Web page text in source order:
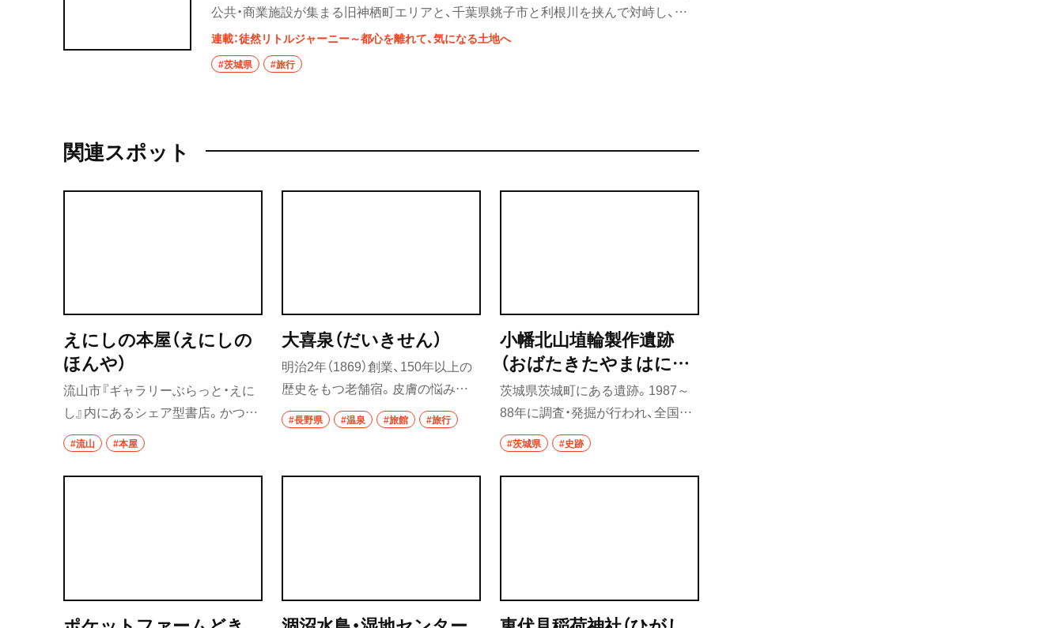
公共・商業施設が集まる旧神栖町エリアと、千葉県銚子市と利根川を挟んで対峙し、農
地が広がる旧波崎町エリア。異なる横顔をもつ市内を訪ね回るとしよう。
連載：徒然リトルジャーニー～都心を離れて、気になる土地へ
#茨城県 #旅行
関連スポット
えにしの本屋（えにしの
ほんや）
流山市『ギャラリーぶらっと・えに
し』内にあるシェア型書店。かつて
『散歩の達人』の編集部員だった店
主が、2026年3月に開店。リンゴ箱
を再利用した本棚の棚主は、大学教
#流山 #本屋
大喜泉（だいきせん）
明治2年（1869）創業、150年以上の
歴史をもつ老舗宿。皮膚の悩みを
抱える人たちが多く訪れる、湯治場
でもある。祖父から孫へと受け継
探究している。
#長野県 #温泉 #旅館 #旅行
小幡北山埴輪製作遺跡
（おばたきたやまはにわ
せいさくいせき）
茨城県茨城町にある遺跡。1987～
88年に調査・発掘が行われ、全国一
の多さを誇る59基もの埴輪窯跡が
発見された。8つの工房跡、4カ所の
粘土採掘坑跡も確認されており、出
#茨城県 #史跡